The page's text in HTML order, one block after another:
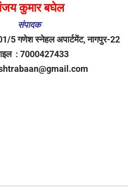
कुमार बघेल
संपादक
5 गणेश स्नेहल अपार्टमेंट, नागपुर-22
: 7000427433